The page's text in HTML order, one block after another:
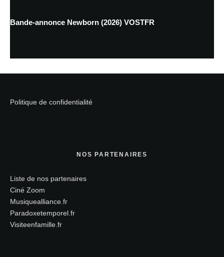
Bande-annonce Newborn (2026) VOSTFR
Politique de confidentialité
NOS PARTENAIRES
Liste de nos partenaires
Ciné Zoom
Musiquealliance.fr
Paradoxetemporel.fr
Visiteenfamille.fr